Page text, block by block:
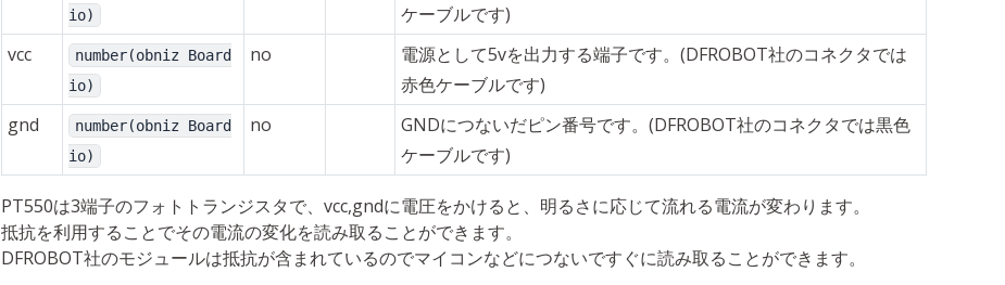
io)
ケーブルです)
vcc
number(obniz Board
io)
no
電源として5vを出力する端子です。(DFROBOT社のコネクタでは
赤色ケーブルです)
gnd
number(obniz Board
io)
no
GNDにつないだピン番号です。(DFROBOT社のコネクタでは黒色
ケーブルです)
PT550は3端子のフォトトランジスタで、vcc,gndに電圧をかけると、明るさに応じて流れる電流が変わります。
抵抗を利用することでその電流の変化を読み取ることができます。
DFROBOT社のモジュールは抵抗が含まれているのでマイコンなどにつないですぐに読み取ることができます。